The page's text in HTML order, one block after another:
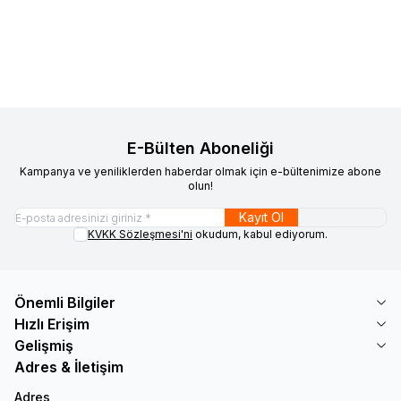
E-Bülten Aboneliği
Kampanya ve yeniliklerden haberdar olmak için e-bültenimize abone
olun!
Kayıt Ol
KVKK Sözleşmesi'ni okudum, kabul ediyorum.
Önemli Bilgiler
Hızlı Erişim
Gelişmiş
Adres & İletişim
Adres